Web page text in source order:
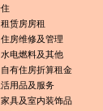
租赁房房租
住房维修及管理
水电燃料及其他
自有住房折算租金
活用品及服务
家具及室内装饰品